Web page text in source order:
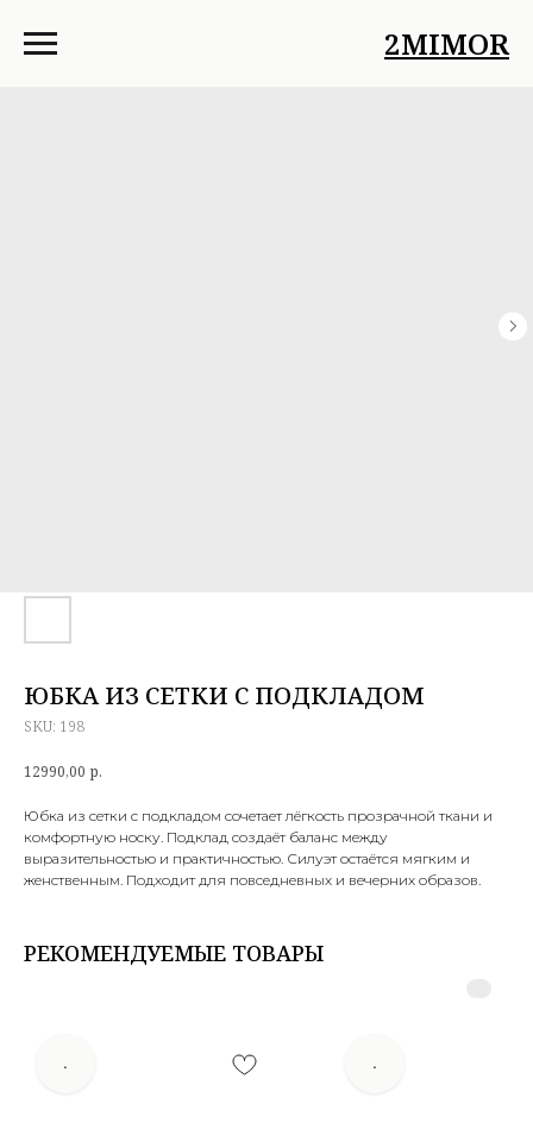
2MIMOR
ЮБКА ИЗ СЕТКИ С ПОДКЛАДОМ
SKU: 198
12990,00 р.
Юбка из сетки с подкладом сочетает лёгкость прозрачной ткани и
комфортную носку. Подклад создаёт баланс между
выразительностью и практичностью. Силуэт остаётся мягким и
женственным. Подходит для повседневных и вечерних образов.
РЕКОМЕНДУЕМЫЕ ТОВАРЫ
. .